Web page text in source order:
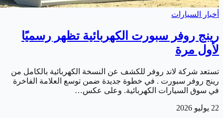
أخبار السيارات
رينج روفر سبورت الكهربائية تظهر رسميًا
لأول مرة
تستعد شركة لاند روفر للكشف عن النسخة الكهربائية بالكامل من
رينج روفر سبورت . في خطوة جديدة ضمن توسع العلامة الفاخرة
في سوق السيارات الكهربائية. وعلى عكس…
22 يوليو 2026